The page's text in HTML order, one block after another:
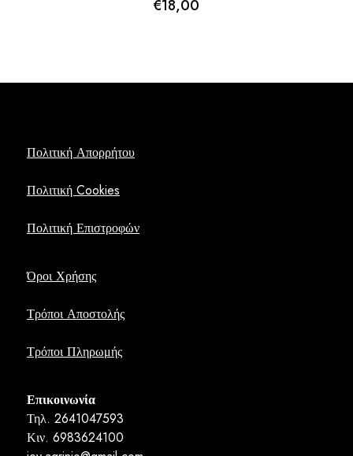
€18,00
Πολιτική Απορρήτου
Πολιτική Cookies
Πολιτική Επιστροφών
Όροι Χρήσης
Τρόποι Αποστολής
Τρόποι Πληρωμής
Επικοινωνία
Τηλ. 2641047593
Κιν. 6983624100